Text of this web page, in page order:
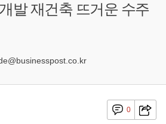
발 재건축 뜨거운 수주
0